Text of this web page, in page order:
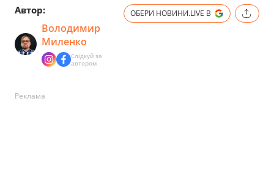
Автор:
Володимир
Миленко
Слідкуй за
автором
ОБЕРИ НОВИНИ.LIVE В
Реклама